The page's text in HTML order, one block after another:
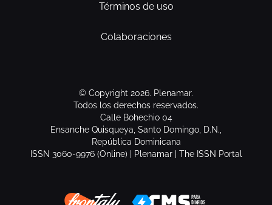
Términos de uso
Colaboraciones
© Copyright 2026. Plenamar.
Todos los derechos reservados.
Calle Bohechio 04
Ensanche Quisqueya, Santo Domingo, D.N.,
República Dominicana
ISSN 3060-9976 (Online) | Plenamar | The ISSN Portal